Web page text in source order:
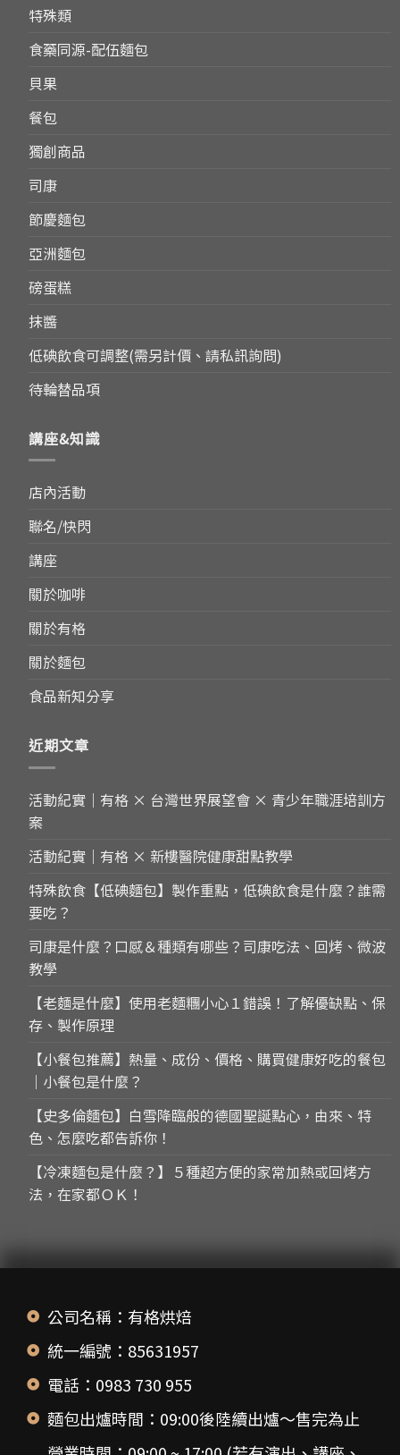
特殊類
食藥同源-配伍麵包
貝果
餐包
獨創商品
司康
節慶麵包
亞洲麵包
磅蛋糕
抹醬
低碘飲食可調整(需另計價、請私訊詢問)
待輪替品項
講座&知識
店內活動
聯名/快閃
講座
關於咖啡
關於有格
關於麵包
食品新知分享
近期文章
活動紀實｜有格 × 台灣世界展望會 × 青少年職涯培訓方
案
活動紀實｜有格 × 新樓醫院健康甜點教學
特殊飲食【低碘麵包】製作重點，低碘飲食是什麼？誰需
要吃？
司康是什麼？口感＆種類有哪些？司康吃法、回烤、微波
教學
【老麵是什麼】使用老麵糰小心１錯誤！了解優缺點、保
存、製作原理
【小餐包推薦】熱量、成份、價格、購買健康好吃的餐包
｜小餐包是什麼？
【史多倫麵包】白雪降臨般的德國聖誕點心，由來、特
色、怎麼吃都告訴你！
【冷凍麵包是什麼？】５種超方便的家常加熱或回烤方
法，在家都ＯＫ！
公司名稱：有格烘焙
統一編號：85631957
電話：0983 730 955
麵包出爐時間：09:00後陸續出爐～售完為止